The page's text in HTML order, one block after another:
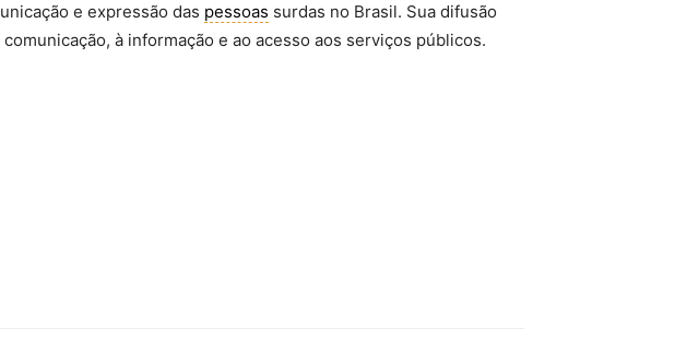
e expressão das pessoas surdas no Brasil. Sua difusão
à informação e ao acesso aos serviços públicos.